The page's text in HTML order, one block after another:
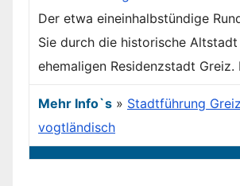
Der etwa eineinhalbstündige
Sie durch die historische
ehemaligen Residenzstadt Greiz.
Mehr Info`s » Stadtführung
vogtländisch